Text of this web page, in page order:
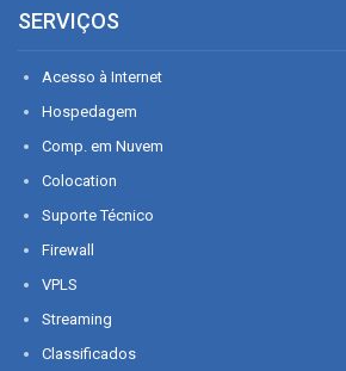
SERVIÇOS
Acesso à Internet
Hospedagem
Comp. em Nuvem
Colocation
Suporte Técnico
Firewall
VPLS
Streaming
Classificados